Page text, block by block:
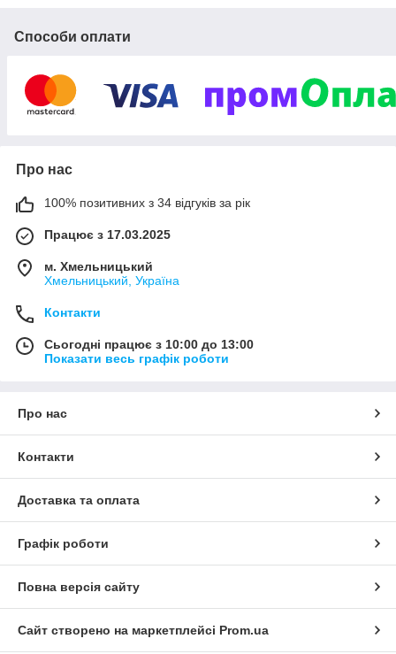
Способи оплати
Про нас
100% позитивних з 34 відгуків за рік
Працює з 17.03.2025
м. Хмельницький
Хмельницький, Україна
Контакти
Сьогодні працює з 10:00 до 13:00
Показати весь графік роботи
Про нас
Контакти
Доставка та оплата
Графік роботи
Повна версія сайту
Сайт створено на маркетплейсі Prom.ua